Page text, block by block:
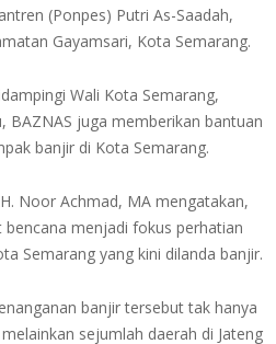
(Ponpes) Putri As-Saadah,
Gayamsari, Kota Semarang.
Wali Kota Semarang,
BAZNAS juga memberikan bantuan
banjir di Kota Semarang.
Noor Achmad, MA mengatakan,
menjadi fokus perhatian
Semarang yang kini dilanda banjir.
banjir tersebut tak hanya
sejumlah daerah di Jateng